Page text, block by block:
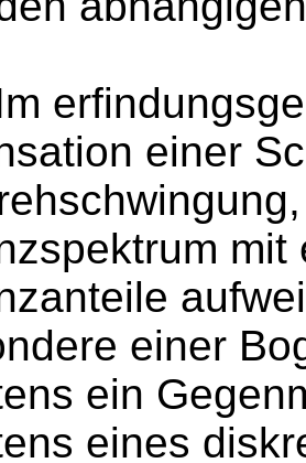
einer
einer
ein
eines